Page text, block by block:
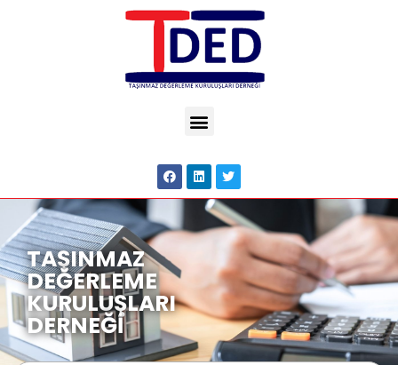
TAŞINMAZ
DEĞERLEME
KURULUŞLARI
DERNEĞİ